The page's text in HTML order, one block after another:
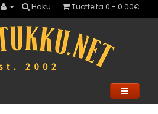
Haku Tuotteita 0 - 0.00€